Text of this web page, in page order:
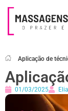
Aplicação de
01/03/2025